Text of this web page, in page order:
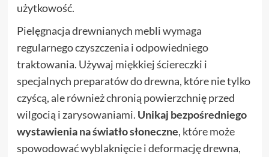
użytkowość.
Pielęgnacja drewnianych mebli wymaga
regularnego czyszczenia i odpowiedniego
traktowania. Używaj miękkiej ściereczki i
specjalnych preparatów do drewna, które nie tylko
czyścą, ale również chronią powierzchnię przed
wilgocią i zarysowaniami. Unikaj bezpośredniego
wystawienia na światło słoneczne, które może
spowodować wyblaknięcie i deformację drewna,